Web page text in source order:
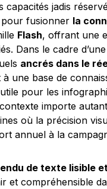
jadis
fusionner la
Flash, offrant une
Dans le cadre
ancrés dans le
à une base de
pour les
importe
où la précision
annuel à la
de texte lisible
et compréhensible